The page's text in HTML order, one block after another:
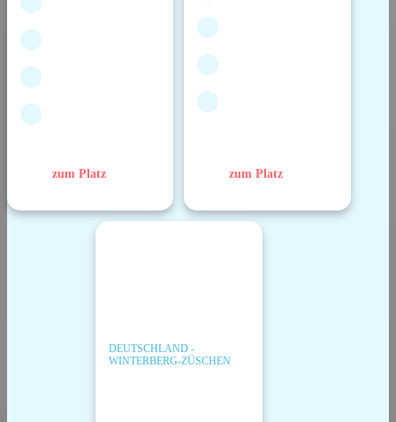
zum Platz zum Platz
DEUTSCHLAND -
WINTERBERG-ZÜSCHEN